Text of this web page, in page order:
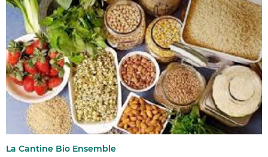
La Cantine Bio Ensemble